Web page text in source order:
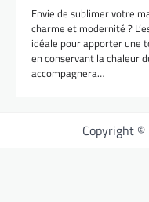
Envie de sublimer votre
charme et modernité ?
idéale pour apporter une
en conservant la chaleur
accompagnera…
Copyright